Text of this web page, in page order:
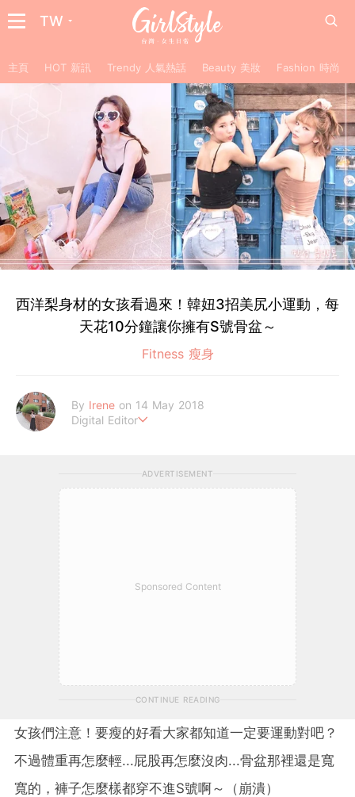
TW
主頁 HOT 新訊 Trendy 人氣熱話 Beauty 美妝 Fashion 時尚
西洋梨身材的女孩看過來！韓妞3招美尻小運動，每
天花10分鐘讓你擁有S號骨盆～
Fitness 瘦身
By Irene on 14 May 2018
Digital Editor
ADVERTISEMENT
Sponsored Content
CONTINUE READING
女孩們注意！要瘦的好看大家都知道一定要運動對吧？
不過體重再怎麼輕...屁股再怎麼沒肉...骨盆那裡還是寬
寬的，褲子怎麼樣都穿不進S號啊～（崩潰）